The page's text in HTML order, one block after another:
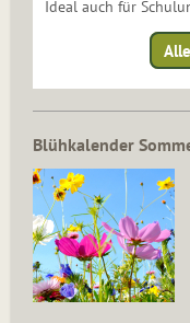
Ideal auch für
Blühkalender